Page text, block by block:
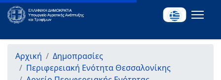
Αρχική
Δημοπρασίες
Περιφερειακή Ενότητα Θεσσαλονίκης